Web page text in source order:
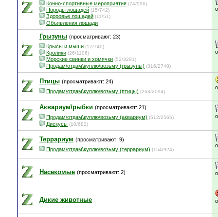
Конно-спортивные мероприятия (74/996)
Породы лошадей (15/742)
Здоровье лошадей (11/51)
Объявления лошади
Грызуны (просматривают: 23)
Крысы и мыши (17/740)
Кролики (26/1106)
Морские свинки и хомячки (52/3291)
Продам\отдам\куплю\возьму (грызуны) (316/2740)
Птицы (просматривают: 24)
Продам\отдам\куплю\возьму (птицы) (263/2094)
Аквариум\рыбки (просматривают: 21)
Продам\отдам\куплю\возьму (аквариум) (512/2565)
Дискусы (10/682)
Террариум (просматривают: 9)
Продам\отдам\куплю\возьму (террариум) (154/924)
Насекомые (просматривают: 2)
Дикие животные